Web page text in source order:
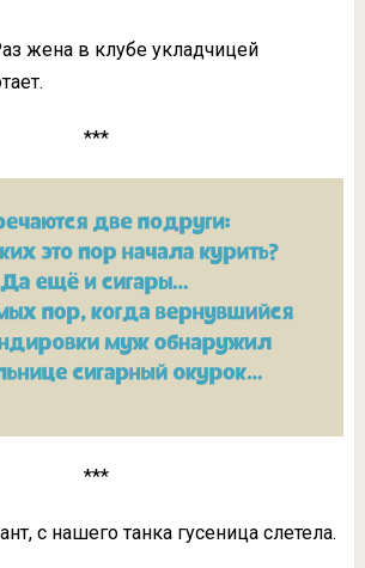
жена в клубе укладчицей
***
***
с нашего танка гусеница слетела.